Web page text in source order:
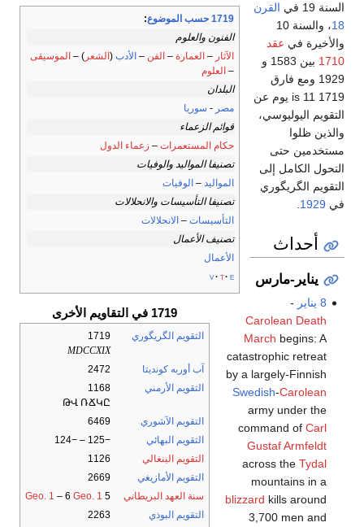
1719 حسب الموضوع
:
الفنون والعلوم
الآثار – العمارة – الفن – الأدب (الشعر ) – الموسيقى
– العلوم
البلدان
مصر - سوريا
قوائم الزعماء
حكام المستعمرات – زعماء الدول
تصنيفا المواليد والوفيات
المواليد – الوفيات
تصنيفا التأسيسات والانحلالات
التأسيسات – الانحلالات
تصنيف الأعمال
الأعمال
v t e
1719 في التقاويم الأخرى
التقويم الگريگوري
1719
MDCCXIX
آب أوربه كونديتا
2472
التقويم الأرمني
1168
ԹՎ ՌՃԿԸ
التقويم الآشوري
6469
التقويم البهائي
−125 – −124
التقويم البنغالي
1126
التقويم الأمازيغي
2669
سنة العهد البريطاني
5
Geo. 1 – 6 Geo. 1
التقويم البوذي
2263
السنة 19 في
القرن
18
، والسنة 10
والأخيرة في عقد
1710
بين 1583 و
1929 ومع فارق
1719 is 11 يوم عن
التقويم اليوليوسي،
والذين ظلوا
مستخدمين حتى
التحول الكامل إلى
التقويم الگريگوري
في 1929
أحداث
يناير-مارس
8 يناير
-
Carolean Death
March begins: A
catastrophic retreat
by a largely-Finnish
Swedish-Carolean
army under the
command of Carl
Gustaf Armfeldt
across the Tydal
mountains in a
blizzard kills around
3,700 men and